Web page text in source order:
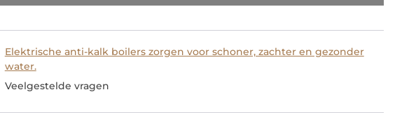
Elektrische anti-kalk boilers zorgen voor schoner, zachter en gezonder
water.
Veelgestelde vragen